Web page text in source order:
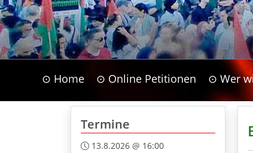
⊙ Home ⊙ Online Petitionen ⊙ Wer
Termine
13.8.2026 @ 16:00